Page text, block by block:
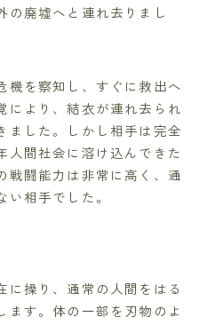
の廃墟へと連れ去りまし
機を察知し、すぐに救出へ
により、結衣が連れ去られ
ました。しかし相手は完全
人間社会に溶け込んできた
戦闘能力は非常に高く、通
相手でした。
に操り、通常の人間をはる
ます。体の一部を刃物のよ